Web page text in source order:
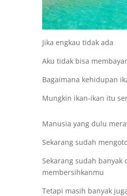
Jika engkau tidak ada
Aku tidak bisa
Bagaimana kehidupan
Mungkin ikan-ikan itu
Manusia yang dulu
Sekarang sudah
Sekarang sudah banyak
membersihkanmu
Tetapi masih banyak